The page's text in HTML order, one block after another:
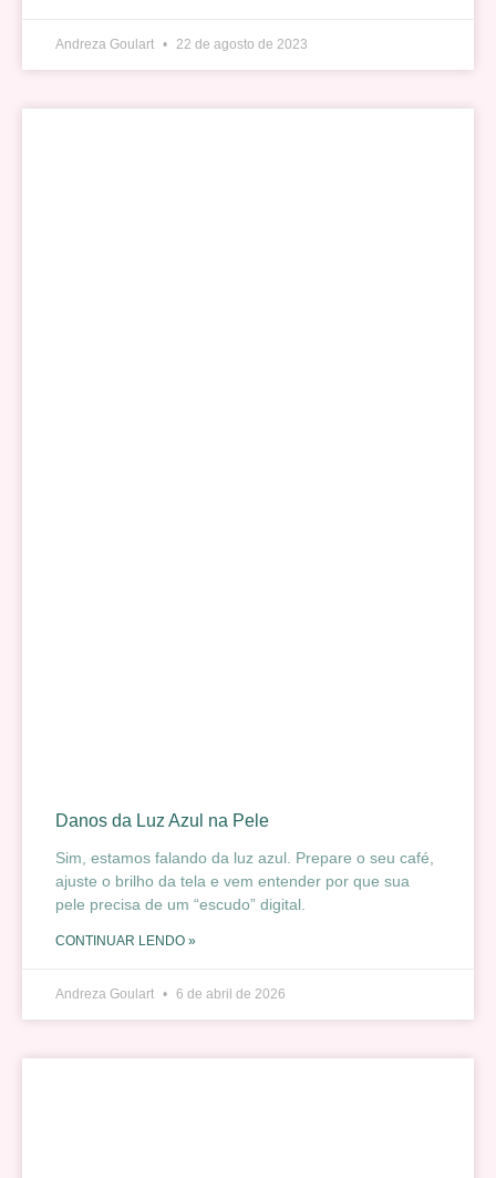
Andreza Goulart 22 de agosto de 2023
Danos da Luz Azul na Pele
Sim, estamos falando da luz azul. Prepare o seu café,
ajuste o brilho da tela e vem entender por que sua
pele precisa de um “escudo” digital.
CONTINUAR LENDO »
Andreza Goulart 6 de abril de 2026